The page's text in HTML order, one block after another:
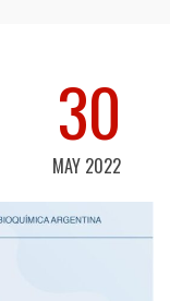
30
MAY 2022